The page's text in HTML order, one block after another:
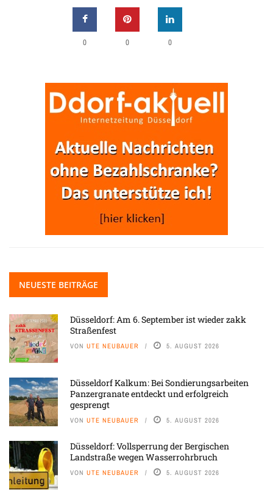
0 0 0
NEUESTE BEITRÄGE
Düsseldorf: Am 6. September ist wieder zakk
Straßenfest
VON UTE NEUBAUER 5. AUGUST 2026
Düsseldorf Kalkum: Bei Sondierungsarbeiten
Panzergranate entdeckt und erfolgreich
gesprengt
VON UTE NEUBAUER 5. AUGUST 2026
Düsseldorf: Vollsperrung der Bergischen
Landstraße wegen Wasserrohrbruch
VON UTE NEUBAUER 5. AUGUST 2026